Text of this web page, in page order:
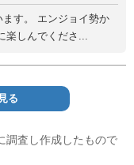
す。 エンジョイ勢か
しんでくださ...
る
調査し作成したもので